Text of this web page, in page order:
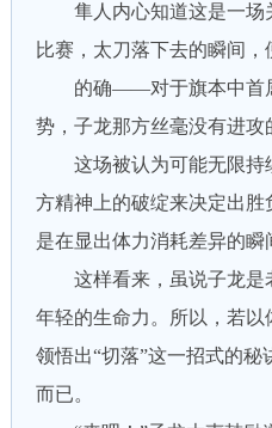
隼人内心知道这是一场
比赛，太刀落下去的瞬间，
的确——对于旗本中首屈
势，子龙那方丝毫没有进
这场被认为可能无限持
方精神上的破绽来决定出
是在显出体力消耗差异的瞬
这样看来，虽说子龙是
年轻的生命力。所以，若
领悟出“切落”这一招式的
而已。